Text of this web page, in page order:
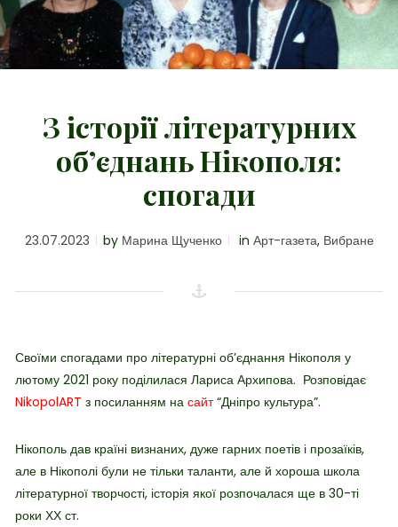
З історії літературних
об’єднань Нікополя:
спогади
23.07.2023 by Марина Щученко in Арт-газета, Вибране
Своїми спогадами про літературні об’єднання Нікополя у
лютому 2021 року поділилася Лариса Архипова. Розповідає
NikopolART з посиланням на сайт“Дніпро культура”.
Нікополь дав країні визнаних, дуже гарних поетів і прозаїків,
але в Нікополі були не тільки таланти, але й хороша школа
літературної творчості, історія якої розпочалася ще в 30-ті
роки ХХ ст.